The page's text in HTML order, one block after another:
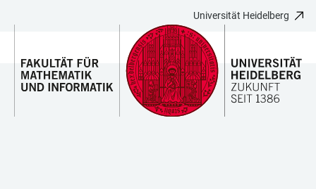
ZUR
BARRIEREFREIHEIT
Universität Heidelberg